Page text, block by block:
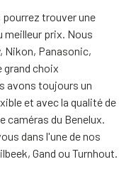
pourrez trouver une
meilleur prix. Nous
Nikon, Panasonic,
grand choix
avons toujours un
et avec la qualité de
caméras du Benelux.
dans l'une de nos
Gand ou Turnhout.